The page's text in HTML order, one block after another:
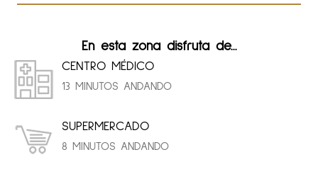
En esta zona disfruta de...
CENTRO MÉDICO
13 MINUTOS ANDANDO
SUPERMERCADO
8 MINUTOS ANDANDO